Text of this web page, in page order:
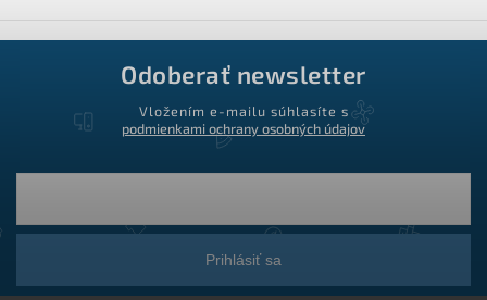
Odoberať newsletter
Vložením e-mailu súhlasíte s
podmienkami ochrany osobných údajov
Prihlásiť sa